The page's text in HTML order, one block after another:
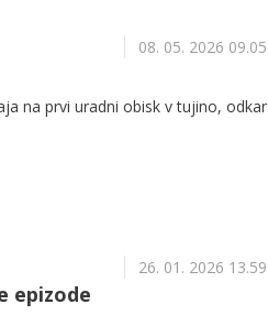
08. 05. 2026 09.05
na prvi uradni obisk v tujino, odkar
26. 01. 2026 13.59
epizode